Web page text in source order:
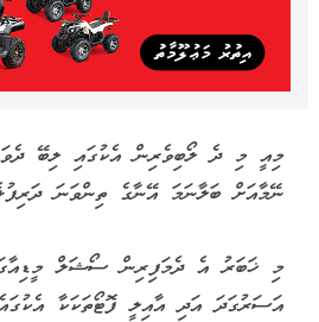
މިއީ މި ދެ ލޯބިވެރިން އެކުގައި ލިބޭ
ނޭމާއަށް ބަލާނަމަ އޭނާގެ ތިންވަނަ
މި ޚަބަރު އެ ދެމަފިރިން ސޯޝަލް
އަސަރުގަދަ އަދި އާއިލީ ފޮޓޯތަކަކާ